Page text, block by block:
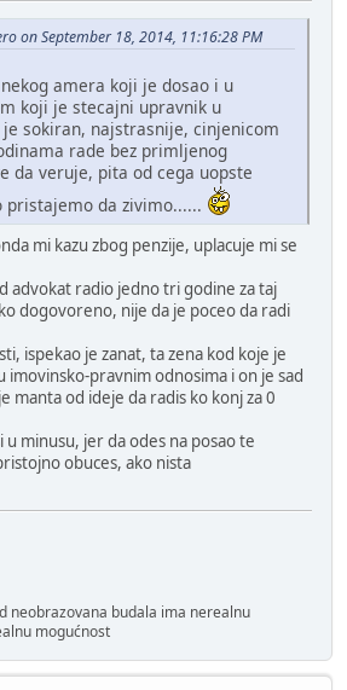
on September 18, 2014, 11:16:28 PM
amera koji je dosao i u
koji je stecajni upravnik u
sokiran, najstrasnije, cinjenicom
rade bez primljenog
da veruje, pita od cega uopste
pristajemo da zivimo......
mi kazu zbog penzije, uplacuje mi se
advokat radio jedno tri godine za taj
dogovoreno, nije da je poceo da radi
ispekao je zanat, ta zena kod koje je
imovinsko-pravnim odnosima i on je sad
manta od ideje da radis ko konj za 0
u minusu, jer da odes na posao te
obuces, ako nista
neobrazovana budala ima nerealnu
mogućnost